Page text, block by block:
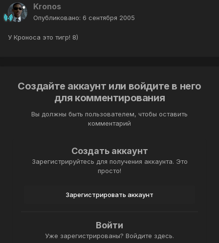
Kronos
Опубликовано: 6 сентября 2005
У Кроноса это тигр! 8)
Создайте аккаунт или войдите в него
для комментирования
Вы должны быть пользователем, чтобы оставить
комментарий
Создать аккаунт
Зарегистрируйтесь для получения аккаунта. Это
просто!
Зарегистрировать аккаунт
Войти
Уже зарегистрированы? Войдите здесь.